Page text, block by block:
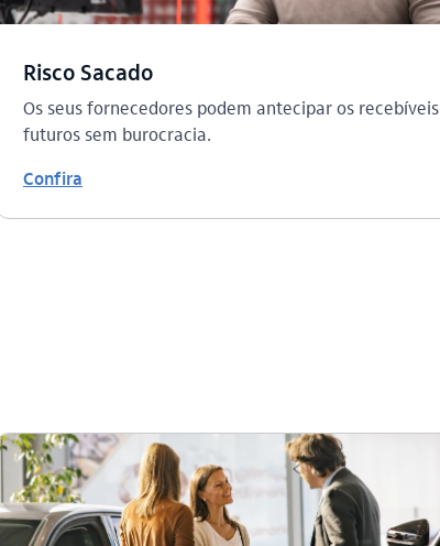
Risco Sacado
Os seus fornecedores podem antecipar os recebíveis
futuros sem burocracia.
Confira